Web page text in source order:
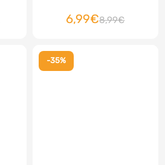
6,99€8,99€
-35%